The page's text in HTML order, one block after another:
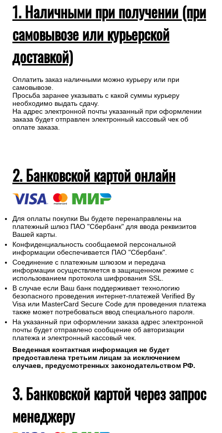
1. Наличными при получении (при
самовывозе или курьерской
доставкой)
Оплатить заказ наличными можно курьеру или при
самовывозе.
Просьба заранее указывать с какой суммы курьеру
необходимо выдать сдачу.
На адрес электронной почты указанный при оформлении
заказа будет отправлен электронный кассовый чек об
оплате заказа.
2. Банковской картой онлайн
Для оплаты покупки Вы будете перенаправлены на
платежный шлюз ПАО "Сбербанк" для ввода реквизитов
Вашей карты.
Конфиденциальность сообщаемой персональной
информации обеспечивается ПАО "Сбербанк".
Соединение с платежным шлюзом и передача
информации осуществляется в защищенном режиме с
использованием протокола шифрования SSL.
В случае если Ваш банк поддерживает технологию
безопасного проведения интернет-платежей Verified By
Visa или MasterCard Secure Code для проведения платежа
также может потребоваться ввод специального пароля.
На указанный при оформлении заказа адрес электронной
почты будет отправлено сообщение об авторизации
платежа и электронный кассовый чек.
Введенная контактная информация не будет
предоставлена третьим лицам за исключением
случаев, предусмотренных законодательством РФ.
3. Банковской картой через запрос
менеджеру